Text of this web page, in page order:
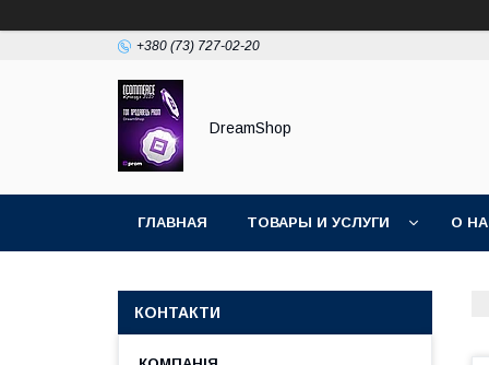
+380 (73) 727-02-20
DreamShop
ГЛАВНАЯ ТОВАРЫ И УСЛУГИ О
КОНТАКТИ